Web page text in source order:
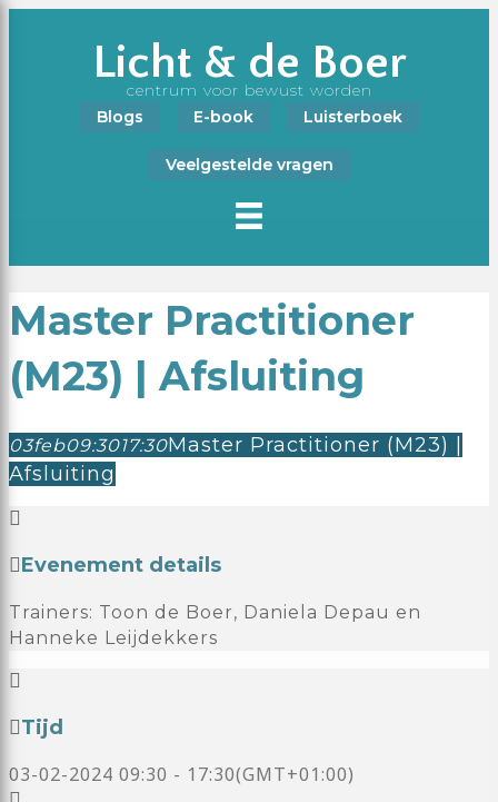
Licht & de Boer
centrum voor bewust worden
Blogs
E-book Luisterboek
Veelgestelde vragen
Master Practitioner
(M23) | Afsluiting
03feb09:3017:30Master Practitioner (M23) |
Afsluiting
Evenement details
Trainers: Toon de Boer, Daniela Depau en
Hanneke Leijdekkers
Tijd
03-02-2024 09:30 - 17:30(GMT+01:00)